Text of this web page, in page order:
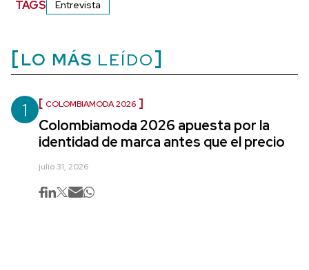
TAGS Entrevista
LO MÁS LEÍDO
1 COLOMBIAMODA 2026
Colombiamoda 2026 apuesta por la
identidad de marca antes que el precio
julio 31, 2026